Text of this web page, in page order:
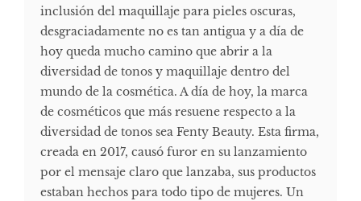
inclusión del maquillaje para pieles oscuras,
desgraciadamente no es tan antigua y a día de
hoy queda mucho camino que abrir a la
diversidad de tonos y maquillaje dentro del
mundo de la cosmética. A día de hoy, la marca
de cosméticos que más resuene respecto a la
diversidad de tonos sea Fenty Beauty. Esta firma,
creada en 2017, causó furor en su lanzamiento
por el mensaje claro que lanzaba, sus productos
estaban hechos para todo tipo de mujeres. Un